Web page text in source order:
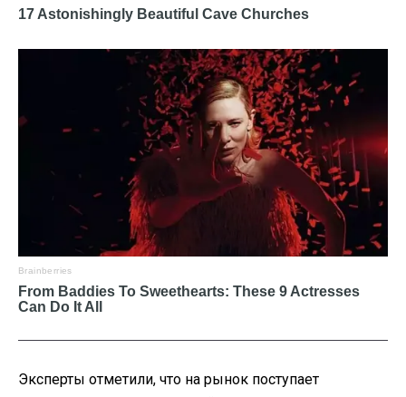
Эксперты отметили, что на рынок поступает